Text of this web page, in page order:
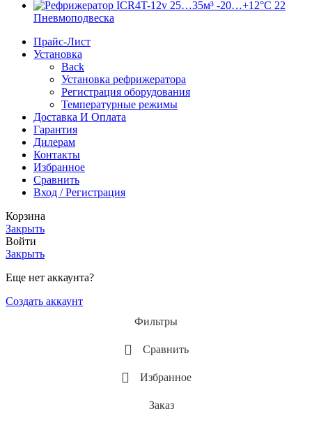
Пневмоподвеска
Прайс-Лист
Установка
Back
Установка рефрижератора
Регистрация оборудования
Температурные режимы
Доставка И Оплата
Гарантия
Дилерам
Контакты
Избранное
Сравнить
Вход / Регистрация
Корзина
Закрыть
Войти
Закрыть
Еще нет аккаунта?
Создать аккаунт
Фильтры
Сравнить
Избранное
Заказ